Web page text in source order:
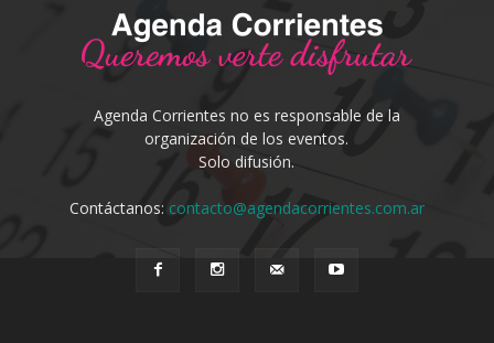
Agenda Corrientes no es responsable de la
organización de los eventos.
Solo difusión.
Contáctanos: contacto@agendacorrientes.com.ar